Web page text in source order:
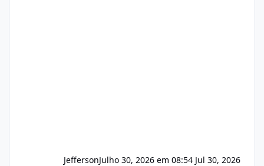
JeffersonJulho 30, 2026 em 08:54 Jul 30, 2026